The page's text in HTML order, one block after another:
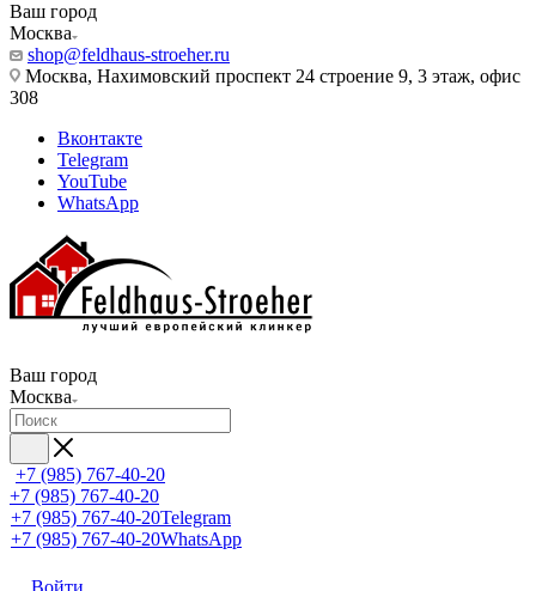
Ваш город
Москва
shop@feldhaus-stroeher.ru
Москва, Нахимовский проспект 24 строение 9, 3 этаж, офис
308
Вконтакте
Telegram
YouTube
WhatsApp
Ваш город
Москва
+7 (985) 767-40-20
+7 (985) 767-40-20
+7 (985) 767-40-20Telegram
+7 (985) 767-40-20WhatsApp
Войти